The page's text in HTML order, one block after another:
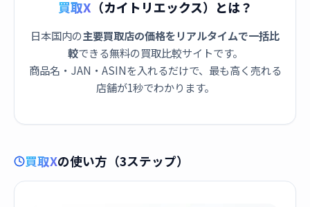
買取X （カイトリエックス）とは？
日本国内の主要買取店の価格をリアルタイムで一括比
較できる無料の買取比較サイトです。
商品名・JAN・ASINを入れるだけで、最も高く売れる
店舗が1秒でわかります。
買取Xの使い方（3ステップ）